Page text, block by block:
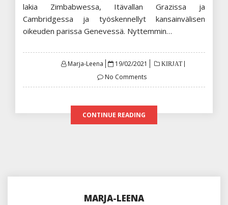
lakia Zimbabwessa, Itävallan Grazissa ja
Cambridgessa ja työskennellyt kansainvälisen
oikeuden parissa Genevessä. Nyttemmin…
Marja-Leena
Posted
19/02/2021 KIRJAT
No Comments
CONTINUE READING
MARJA-LEENA